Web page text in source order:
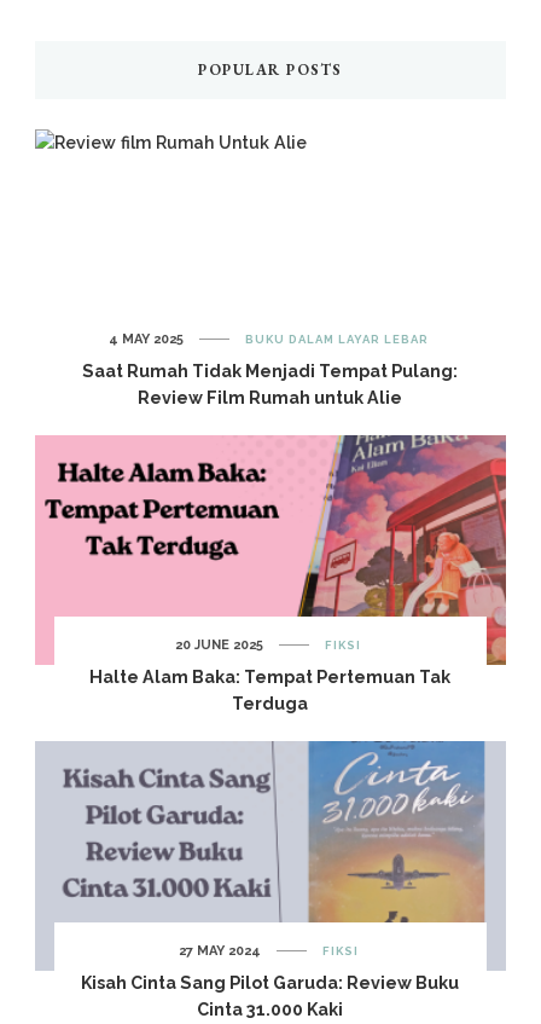
POPULAR POSTS
BUKU DALAM LAYAR LEBAR
Saat Rumah Tidak Menjadi Tempat Pulang:
Review Film Rumah untuk Alie
4 MAY 2025
FIKSI
Halte Alam Baka: Tempat Pertemuan Tak
Terduga
20 JUNE 2025
FIKSI
Kisah Cinta Sang Pilot Garuda: Review Buku
Cinta 31.000 Kaki
27 MAY 2024